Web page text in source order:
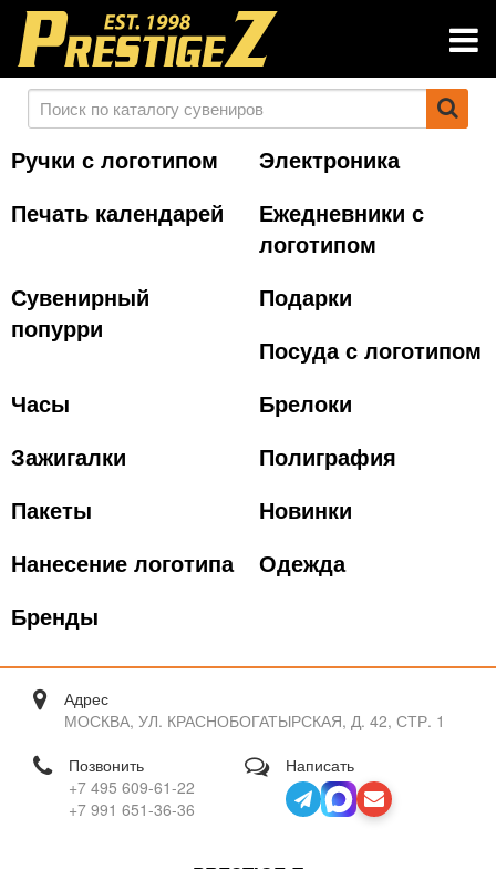
Ручки с логотипом
Электроника
Печать календарей
Ежедневники с
логотипом
Сувенирный
попурри
Подарки
Посуда с логотипом
Часы
Брелоки
Зажигалки
Полиграфия
Пакеты
Новинки
Нанесение логотипа
Одежда
Бренды
Адрес
МОСКВА, УЛ. КРАСНОБОГАТЫРСКАЯ, Д. 42, СТР. 1
Позвонить
+7 495 609-61-22
+7 991 651-36-36
Написать